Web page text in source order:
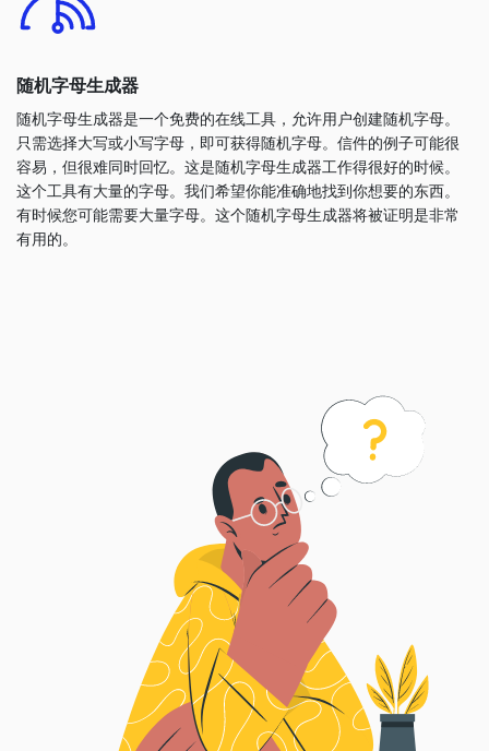
随机字母生成器
随机字母生成器是一个免费的在线工具，允许用户创建随机字母。
只需选择大写或小写字母，即可获得随机字母。信件的例子可能很
容易，但很难同时回忆。这是随机字母生成器工作得很好的时候。
这个工具有大量的字母。我们希望你能准确地找到你想要的东西。
有时候您可能需要大量字母。这个随机字母生成器将被证明是非常
有用的。